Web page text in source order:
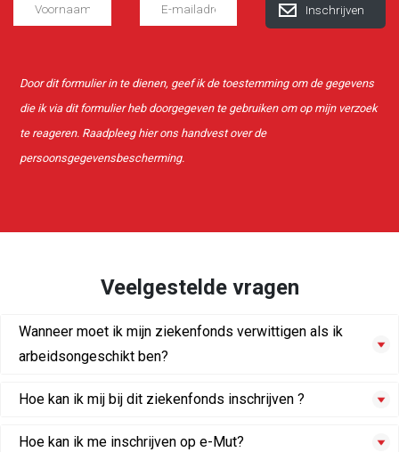
Door dit formulier in te dienen, geef ik de toestemming om de gegevens
die ik via dit formulier heb doorgegeven te gebruiken om op mijn verzoek
te reageren. Raadpleeg hierons handvest over de
persoonsgegevensbescherming.
Veelgestelde vragen
Wanneer moet ik mijn ziekenfonds verwittigen als ik
arbeidsongeschikt ben?
Hoe kan ik mij bij dit ziekenfonds inschrijven ?
Hoe kan ik me inschrijven op e-Mut?